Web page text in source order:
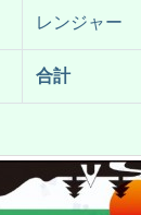
レンジャー
合計